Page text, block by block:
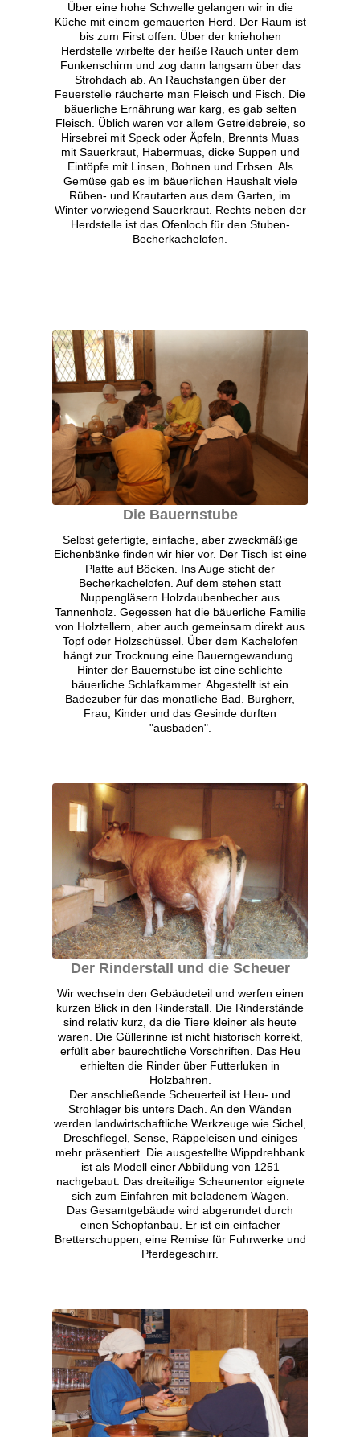
Über eine hohe Schwelle gelangen wir in die
Küche mit einem gemauerten Herd. Der Raum ist
bis zum First offen. Über der kniehohen
Herdstelle wirbelte der heiße Rauch unter dem
Funkenschirm und zog dann langsam über das
Strohdach ab. An Rauchstangen über der
Feuerstelle räucherte man Fleisch und Fisch. Die
bäuerliche Ernährung war karg, es gab selten
Fleisch. Üblich waren vor allem Getreidebreie, so
Hirsebrei mit Speck oder Äpfeln, Brennts Muas
mit Sauerkraut, Habermuas, dicke Suppen und
Eintöpfe mit Linsen, Bohnen und Erbsen. Als
Gemüse gab es im bäuerlichen Haushalt viele
Rüben- und Krautarten aus dem Garten, im
Winter vorwiegend Sauerkraut. Rechts neben der
Herdstelle ist das Ofenloch für den Stuben-
Becherkachelofen.
Die Bauernstube
Selbst gefertigte, einfache, aber zweckmäßige
Eichenbänke finden wir hier vor. Der Tisch ist eine
Platte auf Böcken. Ins Auge sticht der
Becherkachelofen. Auf dem stehen statt
Nuppengläsern Holzdaubenbecher aus
Tannenholz. Gegessen hat die bäuerliche Familie
von Holztellern, aber auch gemeinsam direkt aus
Topf oder Holzschüssel. Über dem Kachelofen
hängt zur Trocknung eine Bauerngewandung.
Hinter der Bauernstube ist eine schlichte
bäuerliche Schlafkammer. Abgestellt ist ein
Badezuber für das monatliche Bad. Burgherr,
Frau, Kinder und das Gesinde durften
"ausbaden".
Der Rinderstall und die Scheuer
Wir wechseln den Gebäudeteil und werfen einen
kurzen Blick in den Rinderstall. Die Rinderstände
sind relativ kurz, da die Tiere kleiner als heute
waren. Die Güllerinne ist nicht historisch korrekt,
erfüllt aber baurechtliche Vorschriften. Das Heu
erhielten die Rinder über Futterluken in
Holzbahren.
Der anschließende Scheuerteil ist Heu- und
Strohlager bis unters Dach. An den Wänden
werden landwirtschaftliche Werkzeuge wie Sichel,
Dreschflegel, Sense, Räppeleisen und einiges
mehr präsentiert. Die ausgestellte Wippdrehbank
ist als Modell einer Abbildung von 1251
nachgebaut. Das dreiteilige Scheunentor eignete
sich zum Einfahren mit beladenem Wagen.
Das Gesamtgebäude wird abgerundet durch
einen Schopfanbau. Er ist ein einfacher
Bretterschuppen, eine Remise für Fuhrwerke und
Pferdegeschirr.